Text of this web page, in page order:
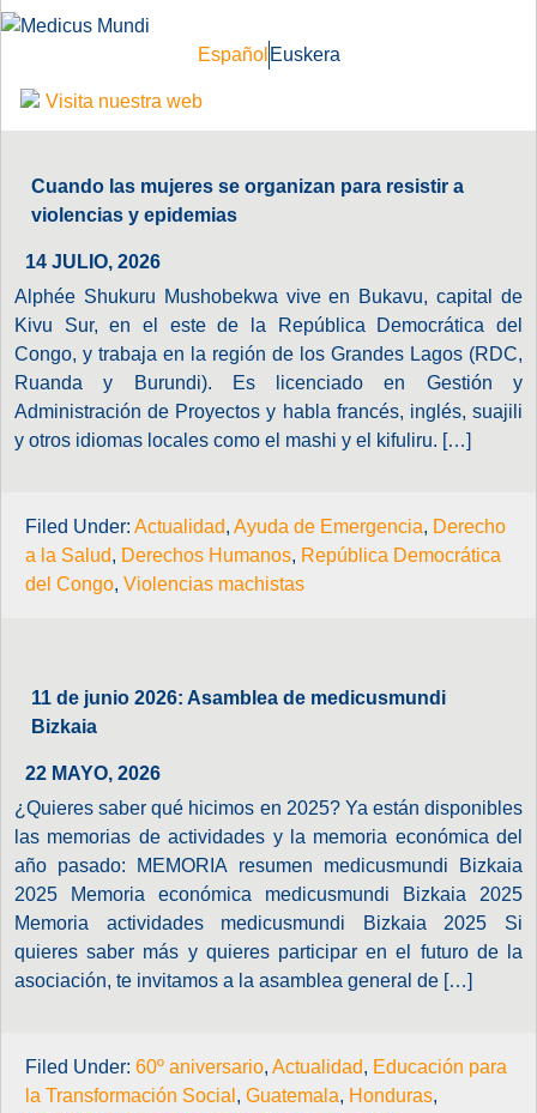
Español Euskera
Visita nuestra web
Cuando las mujeres se organizan para resistir a
violencias y epidemias
14 JULIO, 2026
Alphée Shukuru Mushobekwa vive en Bukavu, capital de
Kivu Sur, en el este de la República Democrática del
Congo, y trabaja en la región de los Grandes Lagos (RDC,
Ruanda y Burundi). Es licenciado en Gestión y
Administración de Proyectos y habla francés, inglés, suajili
y otros idiomas locales como el mashi y el kifuliru. […]
Filed Under: Actualidad, Ayuda de Emergencia, Derecho
a la Salud, Derechos Humanos, República Democrática
del Congo, Violencias machistas
11 de junio 2026: Asamblea de medicusmundi
Bizkaia
22 MAYO, 2026
¿Quieres saber qué hicimos en 2025? Ya están disponibles
las memorias de actividades y la memoria económica del
año pasado: MEMORIA resumen medicusmundi Bizkaia
2025 Memoria económica medicusmundi Bizkaia 2025
Memoria actividades medicusmundi Bizkaia 2025 Si
quieres saber más y quieres participar en el futuro de la
asociación, te invitamos a la asamblea general de […]
Filed Under: 60º aniversario, Actualidad, Educación para
la Transformación Social , Guatemala, Honduras,